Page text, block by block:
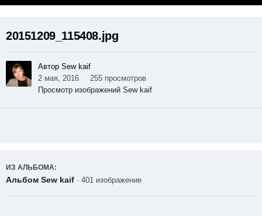
20151209_115408.jpg
Автор Sew kaif
2 мая, 2016
255 просмотров
Просмотр изображений Sew kaif
ИЗ АЛЬБОМА:
Альбом Sew kaif · 401 изображение